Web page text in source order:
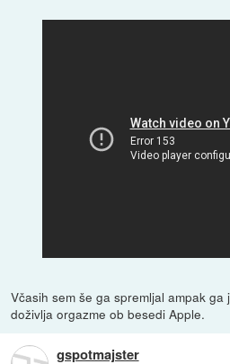
Včasih sem še ga spremljal ampak
doživlja orgazme ob besedi Apple.
gspotmajster